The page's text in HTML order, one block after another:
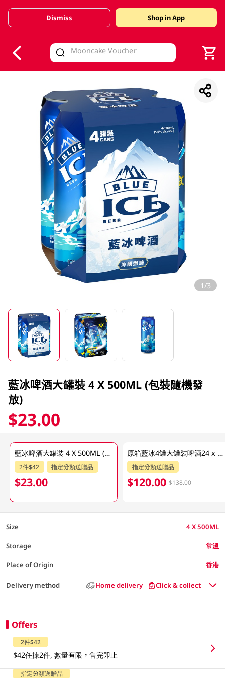
Valid Until 30 June 2026
Dismiss Shop in App
1/3
藍冰啤酒大罐裝 4 X 500ML (包裝隨機發
放)
$23.00
藍冰啤酒大罐裝 4 X 500ML (包裝隨機發放)
2件$42 指定分類送贈品
$23.00
原箱藍冰4罐大罐裝啤酒24 x 500ML
指定分類送贈品
$120.00 $138.00
Size 4 X 500ML
Storage 常溫
Place of Origin 香港
Delivery method Home delivery Click & collect
Offers
2件$42
$42任揀2件, 數量有限，售完即止
指定分類送贈品